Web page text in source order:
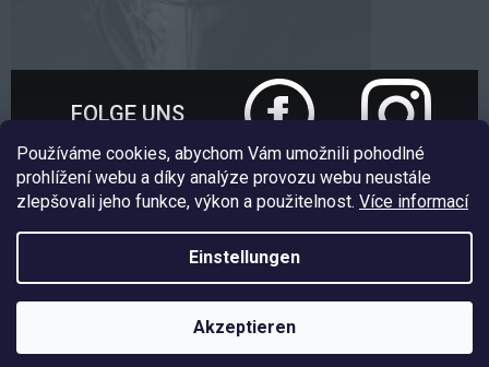
Používáme cookies, abychom Vám umožnili pohodlné
prohlížení webu a díky analýze provozu webu neustále
zlepšovali jeho funkce, výkon a použitelnost. Více informací
Einstellungen
Akzeptieren
FOLGE UNS
Nakódoval: Štefan Mazáň
Einstellungen ändern